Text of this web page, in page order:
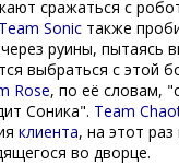
сражаться с
Team Sonic также
руины, пытаясь
выбраться с этой
Rose, по её словам,
Соника". Team
клиента, на этот
во дворце.